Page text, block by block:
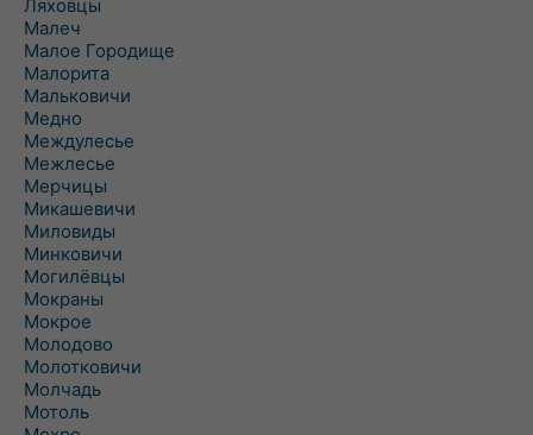
Ляховцы
Малеч
Малое Городище
Малорита
Мальковичи
Медно
Междулесье
Межлесье
Мерчицы
Микашевичи
Миловиды
Минковичи
Могилёвцы
Мокраны
Мокрое
Молодово
Молотковичи
Молчадь
Мотоль